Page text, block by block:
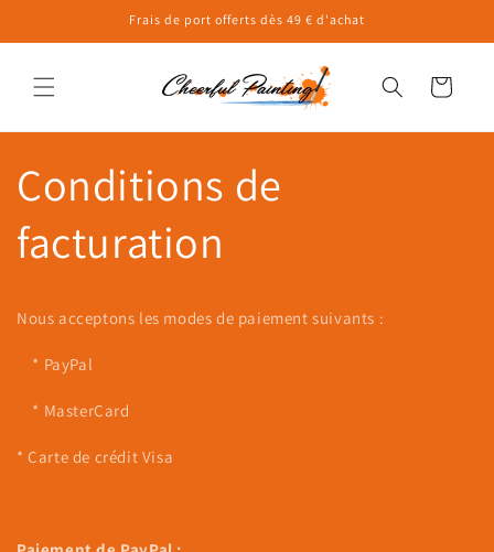
au
Frais de port offerts dès 49 € d'achat
Panier
Conditions de
facturation
Nous acceptons les modes de paiement suivants :
* PayPal
* MasterCard
* Carte de crédit Visa